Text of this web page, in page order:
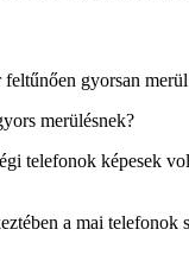
gyorsan
merülésnek?
telefonok képesek
a mai